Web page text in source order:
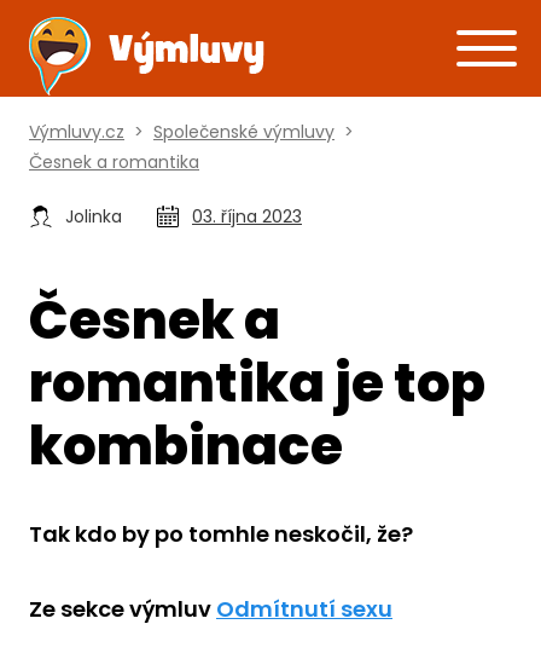
Výmluvy.cz > Společenské výmluvy >
Česnek a romantika
Jolinka 03. října 2023
Česnek a
romantika je top
kombinace
Tak kdo by po tomhle neskočil, že?
Ze sekce výmluv Odmítnutí sexu